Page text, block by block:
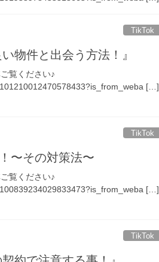
TikTok
物件と出会う方法！』
覧ください♪
[…]
TikTok
〜その対策法〜
覧ください♪
[…]
TikTok